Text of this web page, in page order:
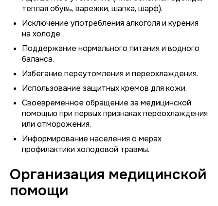
теплая обувь, варежки, шапка, шарф).
Исключение употребления алкоголя и курения
на холоде.
Поддержание нормального питания и водного
баланса.
Избегание переутомления и переохлаждения.
Использование защитных кремов для кожи.
Своевременное обращение за медицинской
помощью при первых признаках переохлаждения
или отморожения.
Информирование населения о мерах
профилактики холодовой травмы.
Организация медицинской
помощи